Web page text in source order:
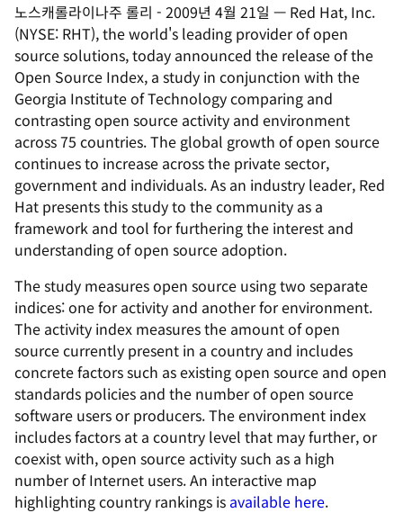
노스캐롤라이나주 롤리 - 2009년 4월 21일 — Red Hat, Inc.
(NYSE: RHT), the world's leading provider of open
source solutions, today announced the release of the
Open Source Index, a study in conjunction with the
Georgia Institute of Technology comparing and
contrasting open source activity and environment
across 75 countries. The global growth of open source
continues to increase across the private sector,
government and individuals. As an industry leader, Red
Hat presents this study to the community as a
framework and tool for furthering the interest and
understanding of open source adoption.
The study measures open source using two separate
indices: one for activity and another for environment.
The activity index measures the amount of open
source currently present in a country and includes
concrete factors such as existing open source and open
standards policies and the number of open source
software users or producers. The environment index
includes factors at a country level that may further, or
coexist with, open source activity such as a high
number of Internet users. An interactive map
highlighting country rankings is available here.